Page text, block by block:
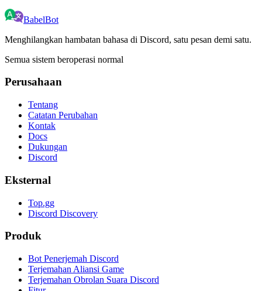
BabelBot
Menghilangkan hambatan bahasa di Discord, satu pesan demi satu.
Semua sistem beroperasi normal
Perusahaan
Tentang
Catatan Perubahan
Kontak
Docs
Dukungan
Discord
Eksternal
Top.gg
Discord Discovery
Produk
Bot Penerjemah Discord
Terjemahan Aliansi Game
Terjemahan Obrolan Suara Discord